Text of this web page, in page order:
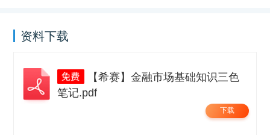
资料下载
【希赛】金融市场基础知识三色
笔记.pdf
下载